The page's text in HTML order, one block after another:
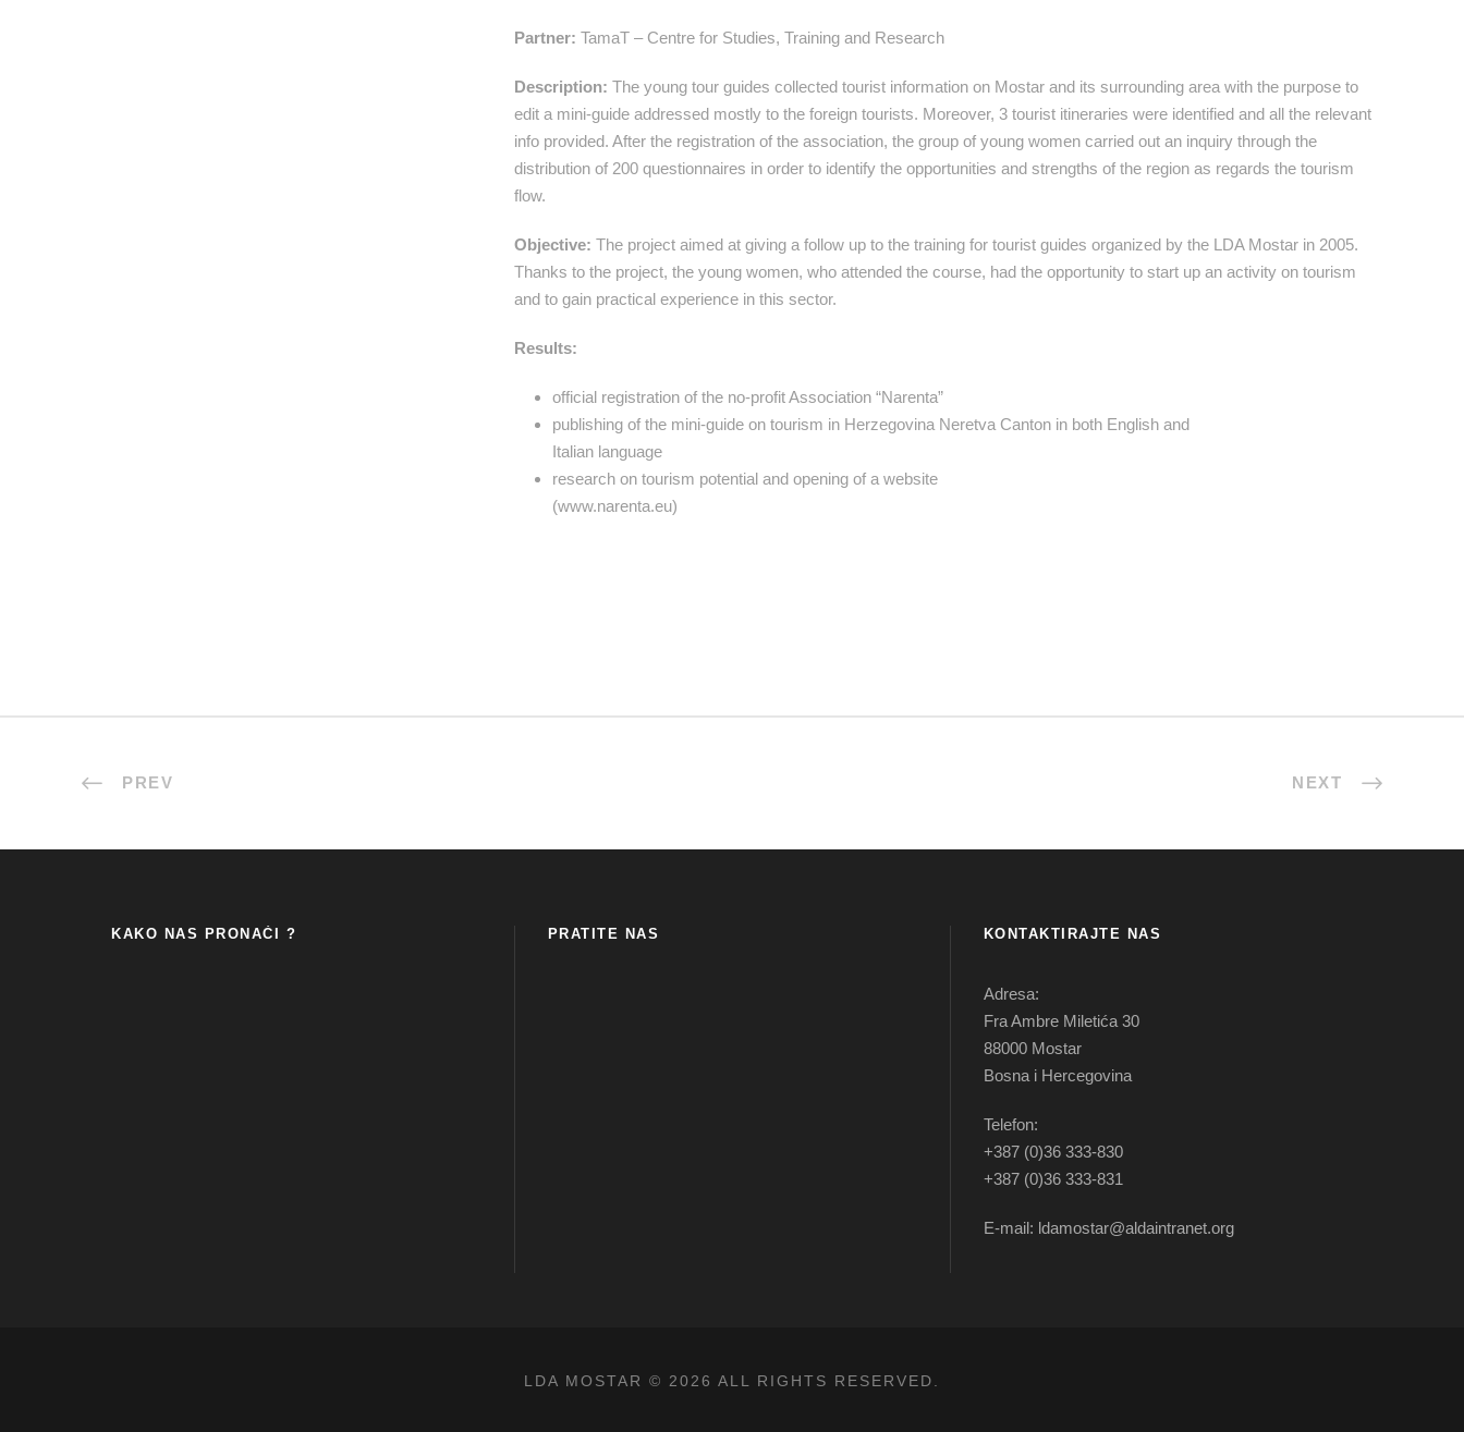
Partner: TamaT – Centre for Studies, Training and Research
Description: The young tour guides collected tourist information on Mostar and its surrounding area with the purpose to
edit a mini-guide addressed mostly to the foreign tourists. Moreover, 3 tourist itineraries were identified and all the relevant
info provided. After the registration of the association, the group of young women carried out an inquiry through the
distribution of 200 questionnaires in order to identify the opportunities and strengths of the region as regards the tourism
flow.
Objective: The project aimed at giving a follow up to the training for tourist guides organized by the LDA Mostar in 2005.
Thanks to the project, the young women, who attended the course, had the opportunity to start up an activity on tourism
and to gain practical experience in this sector.
Results:
official registration of the no-profit Association “Narenta”
publishing of the mini-guide on tourism in Herzegovina Neretva Canton in both English and
Italian language
research on tourism potential and opening of a website
(www.narenta.eu)
PREV NEXT
KAKO NAS PRONAĆI ? PRATITE NAS KONTAKTIRAJTE NAS
Adresa:
Fra Ambre Miletića 30
88000 Mostar
Bosna i Hercegovina
Telefon:
+387 (0)36 333-830
+387 (0)36 333-831
E-mail: ldamostar@aldaintranet.org
LDA MOSTAR © 2026 ALL RIGHTS RESERVED.